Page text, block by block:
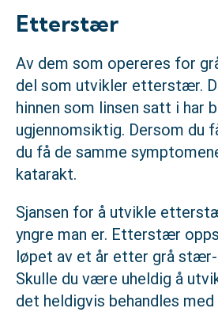
Etterstær
Av dem som opereres for
del som utvikler etterstær.
hinnen som linsen satt i har
ugjennomsiktig. Dersom
du få de samme
katarakt.
Sjansen for å utvikle
yngre man er. Etterstær
løpet av et år etter grå stær-
Skulle du være uheldig å
det heldigvis behandles